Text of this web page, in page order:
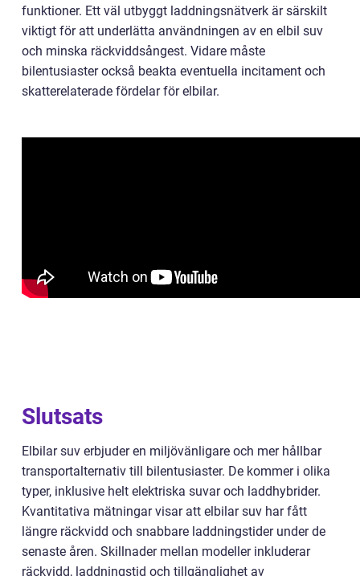
funktioner. Ett väl utbyggt laddningsnätverk är särskilt
viktigt för att underlätta användningen av en elbil suv
och minska räckviddsångest. Vidare måste
bilentusiaster också beakta eventuella incitament och
skatterelaterade fördelar för elbilar.
Slutsats
Elbilar suv erbjuder en miljövänligare och mer hållbar
transportalternativ till bilentusiaster. De kommer i olika
typer, inklusive helt elektriska suvar och laddhybrider.
Kvantitativa mätningar visar att elbilar suv har fått
längre räckvidd och snabbare laddningstider under de
senaste åren. Skillnader mellan modeller inkluderar
räckvidd, laddningstid och tillgänglighet av